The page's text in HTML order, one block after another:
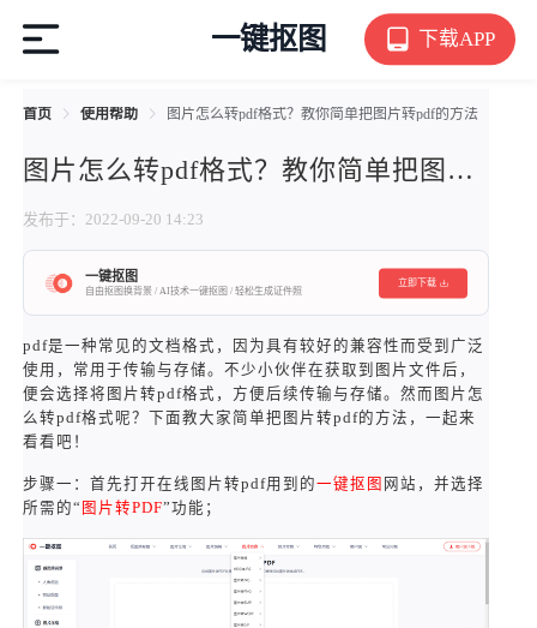
一键抠图 下载APP
首页 使用帮助 图片怎么转pdf格式？教你简单把图片转pdf的方法
图片怎么转pdf格式？教你简单把图片转pdf的方法
发布于：2022-09-20 14:23
一键抠图
自由抠图换背景 / AI技术一键抠图 / 轻松生成证件照
立即下载
pdf是一种常见的文档格式，因为具有较好的兼容性而受到广泛
使用，常用于传输与存储。不少小伙伴在获取到图片文件后，
便会选择将图片转pdf格式，方便后续传输与存储。然而图片怎
么转pdf格式呢？下面教大家简单把图片转pdf的方法，一起来
看看吧！
步骤一：首先打开在线图片转pdf用到的一键抠图 网站，并选择
所需的“ 图片转PDF”功能；